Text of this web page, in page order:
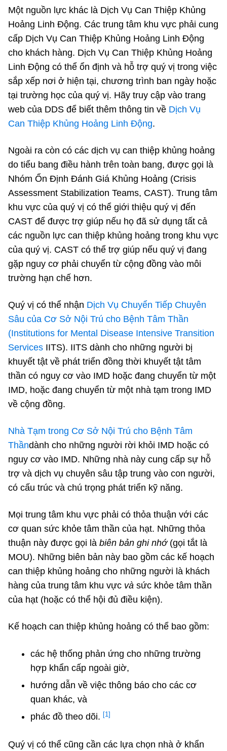
Một nguồn lực khác là Dịch Vụ Can Thiệp Khủng
Hoảng Linh Động. Các trung tâm khu vực phải cung
cấp Dịch Vụ Can Thiệp Khủng Hoảng Linh Động
cho khách hàng. Dịch Vụ Can Thiệp Khủng Hoảng
Linh Động có thể ổn định và hỗ trợ quý vị trong việc
sắp xếp nơi ở hiện tại, chương trình ban ngày hoặc
tại trường học của quý vị. Hãy truy cập vào trang
web của DDS để biết thêm thông tin về Dịch Vụ
Can Thiệp Khủng Hoảng Linh Động.
Ngoài ra còn có các dịch vụ can thiệp khủng hoảng
do tiểu bang điều hành trên toàn bang, được gọi là
Nhóm Ổn Định Đánh Giá Khủng Hoảng (Crisis
Assessment Stabilization Teams, CAST). Trung tâm
khu vực của quý vị có thể giới thiệu quý vị đến
CAST để được trợ giúp nếu họ đã sử dụng tất cả
các nguồn lực can thiệp khủng hoảng trong khu vực
của quý vị. CAST có thể trợ giúp nếu quý vị đang
gặp nguy cơ phải chuyển từ cộng đồng vào môi
trường hạn chế hơn.
Quý vị có thể nhận Dịch Vụ Chuyển Tiếp Chuyên
Sâu của Cơ Sở Nội Trú cho Bệnh Tâm Thần
(Institutions for Mental Disease Intensive Transition
Services IITS). IITS dành cho những người bị
khuyết tật về phát triển đồng thời khuyết tật tâm
thần có nguy cơ vào IMD hoặc đang chuyển từ một
IMD, hoặc đang chuyển từ một nhà tạm trong IMD
về cộng đồng.
Nhà Tạm trong Cơ Sở Nội Trú cho Bệnh Tâm
Thầndành cho những người rời khỏi IMD hoặc có
nguy cơ vào IMD. Những nhà này cung cấp sự hỗ
trợ và dịch vụ chuyên sâu tập trung vào con người,
có cấu trúc và chú trọng phát triển kỹ năng.
Mọi trung tâm khu vực phải có thỏa thuận với các
cơ quan sức khỏe tâm thần của hạt. Những thỏa
thuận này được gọi là biên bản ghi nhớ(gọi tắt là
MOU). Những biên bản này bao gồm các kế hoạch
can thiệp khủng hoảng cho những người là khách
hàng của trung tâm khu vực và sức khỏe tâm thần
của hạt (hoặc có thể hội đủ điều kiện).
Kế hoạch can thiệp khủng hoảng có thể bao gồm:
các hệ thống phản ứng cho những trường
hợp khẩn cấp ngoài giờ,
hướng dẫn về việc thông báo cho các cơ
quan khác, và
phác đồ theo dõi. [1]
Quý vị có thể cũng cần các lựa chọn nhà ở khẩn